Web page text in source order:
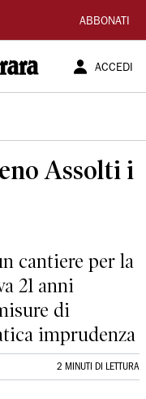
ABBONATI
ACCEDI
Assolti i
cantiere per la
21 anni
di
imprudenza
2 MINUTI DI LETTURA